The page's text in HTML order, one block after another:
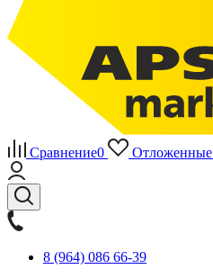
Сравнение0 Отложенные
8 (964) 086 66-39